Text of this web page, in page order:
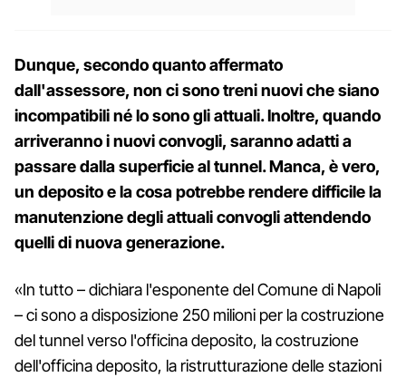
Dunque, secondo quanto affermato
dall'assessore, non ci sono treni nuovi che siano
incompatibili né lo sono gli attuali. Inoltre, quando
arriveranno i nuovi convogli, saranno adatti a
passare dalla superficie al tunnel. Manca, è vero,
un deposito e la cosa potrebbe rendere difficile la
manutenzione degli attuali convogli attendendo
quelli di nuova generazione.
«In tutto – dichiara l'esponente del Comune di Napoli
– ci sono a disposizione 250 milioni per la costruzione
del tunnel verso l'officina deposito, la costruzione
dell'officina deposito, la ristrutturazione delle stazioni